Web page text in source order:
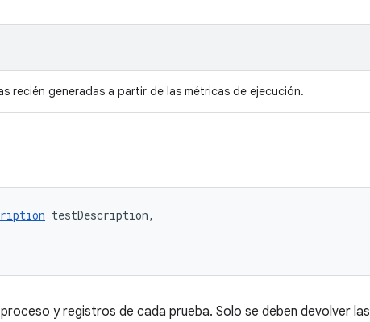
recién generadas a partir de las métricas de ejecución.
testDescription,
y registros de cada prueba. Solo se deben devolver las